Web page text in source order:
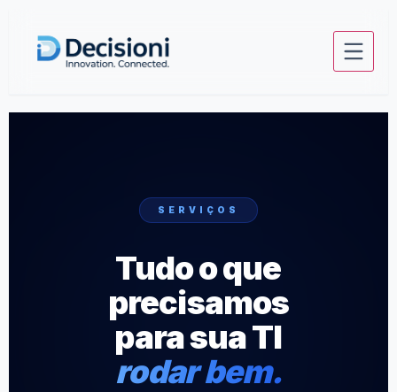
SERVIÇOS
Tudo o que
precisamos
para sua TI
rodar bem.